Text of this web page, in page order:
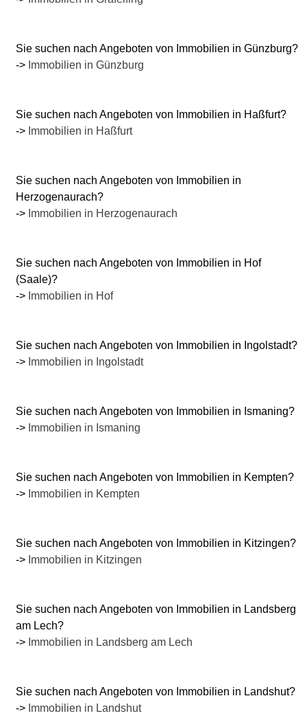
Sie suchen nach Angeboten von Immobilien in Günzburg?
-> Immobilien in Günzburg
Sie suchen nach Angeboten von Immobilien in Haßfurt?
-> Immobilien in Haßfurt
Sie suchen nach Angeboten von Immobilien in
Herzogenaurach?
-> Immobilien in Herzogenaurach
Sie suchen nach Angeboten von Immobilien in Hof
(Saale)?
-> Immobilien in Hof
Sie suchen nach Angeboten von Immobilien in Ingolstadt?
-> Immobilien in Ingolstadt
Sie suchen nach Angeboten von Immobilien in Ismaning?
-> Immobilien in Ismaning
Sie suchen nach Angeboten von Immobilien in Kempten?
-> Immobilien in Kempten
Sie suchen nach Angeboten von Immobilien in Kitzingen?
-> Immobilien in Kitzingen
Sie suchen nach Angeboten von Immobilien in Landsberg
am Lech?
-> Immobilien in Landsberg am Lech
Sie suchen nach Angeboten von Immobilien in Landshut?
-> Immobilien in Landshut